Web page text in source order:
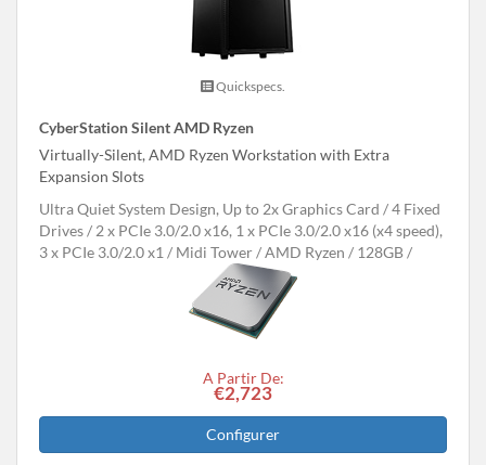
Quickspecs.
CyberStation Silent AMD Ryzen
Virtually-Silent, AMD Ryzen Workstation with Extra
Expansion Slots
Ultra Quiet System Design, Up to 2x Graphics Card
4 Fixed
Drives
2 x PCIe 3.0/2.0 x16, 1 x PCIe 3.0/2.0 x16 (x4 speed),
3 x PCIe 3.0/2.0 x1
Midi Tower AMD Ryzen 128GB
A Partir De:
€2,723
Configurer